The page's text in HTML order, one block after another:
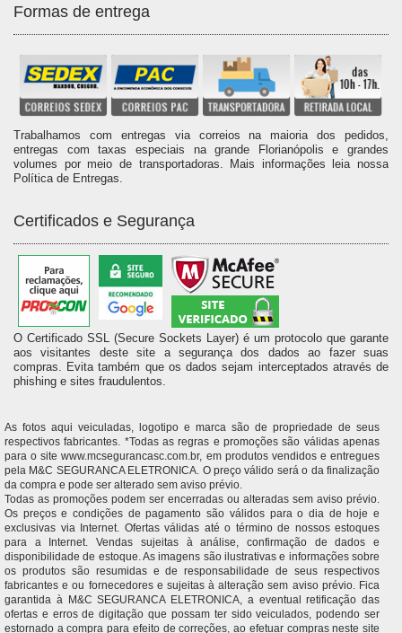
Formas de entrega
Trabalhamos com entregas via correios na maioria dos pedidos,
entregas com taxas especiais na grande Florianópolis e grandes
volumes por meio de transportadoras. Mais informações leia nossa
Política de Entregas.
Certificados e Segurança
O Certificado SSL (Secure Sockets Layer) é um protocolo que garante
aos visitantes deste site a segurança dos dados ao fazer suas
compras. Evita também que os dados sejam interceptados através de
phishing e sites fraudulentos.
As fotos aqui veiculadas, logotipo e marca são de propriedade de seus
respectivos fabricantes. *Todas as regras e promoções são válidas apenas
para o site www.mcsegurancasc.com.br, em produtos vendidos e entregues
pela M&C SEGURANCA ELETRONICA. O preço válido será o da finalização
da compra e pode ser alterado sem aviso prévio.
Todas as promoções podem ser encerradas ou alteradas sem aviso prévio.
Os preços e condições de pagamento são válidos para o dia de hoje e
exclusivas via Internet. Ofertas válidas até o término de nossos estoques
para a Internet. Vendas sujeitas à análise, confirmação de dados e
disponibilidade de estoque. As imagens são ilustrativas e informações sobre
os produtos são resumidas e de responsabilidade de seus respectivos
fabricantes e ou fornecedores e sujeitas à alteração sem aviso prévio. Fica
garantida à M&C SEGURANCA ELETRONICA, a eventual retificação das
ofertas e erros de digitação que possam ter sido veiculados, podendo ser
estornado a compra para efeito de correções, ao efetuar compras neste site